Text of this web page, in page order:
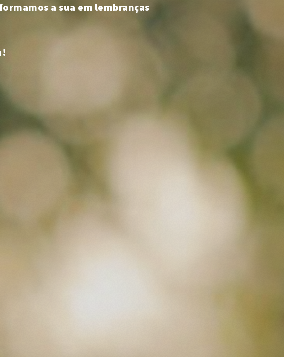
a sua em lembranças